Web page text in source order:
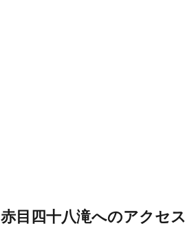
赤目四十八滝へのアクセス